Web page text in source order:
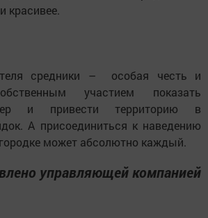
красивее.
средники – особая честь и
участием показать
и привести территорию в
А присоединиться к наведению
может абсолютно каждый.
управляющей компанией